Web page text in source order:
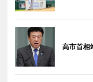
高市首相